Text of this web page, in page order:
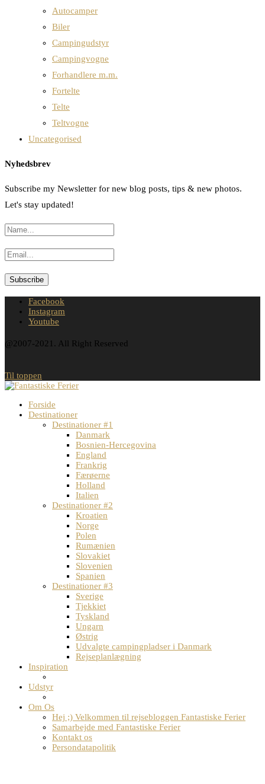
Autocamper
Biler
Campingudstyr
Campingvogne
Forhandlere m.m.
Fortelte
Telte
Teltvogne
Uncategorised
Nyhedsbrev
Subscribe my Newsletter for new blog posts, tips & new photos.
Let's stay updated!
Facebook
Instagram
Youtube
@2007-2021. All Right Reserved
Til toppen
Forside
Destinationer
Destinationer #1
Danmark
Bosnien-Hercegovina
England
Frankrig
Færøerne
Holland
Italien
Destinationer #2
Kroatien
Norge
Polen
Rumænien
Slovakiet
Slovenien
Spanien
Destinationer #3
Sverige
Tjekkiet
Tyskland
Ungarn
Østrig
Udvalgte campingpladser i Danmark
Rejseplanlægning
Inspiration
Udstyr
Om Os
Hej ;) Velkommen til rejsebloggen Fantastiske Ferier
Samarbejde med Fantastiske Ferier
Kontakt os
Persondatapolitik